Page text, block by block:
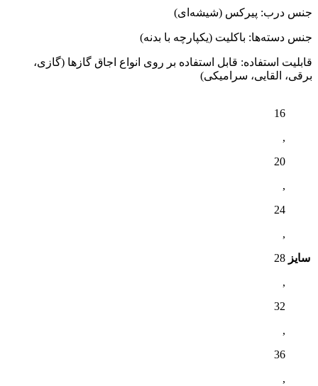
جنس درب: پیرکس (شیشه‌ای)
جنس دسته‌ها: باکلیت (یکپارچه با بدنه)
قابلیت استفاده: قابل استفاده بر روی انواع اجاق گازها (گازی،
برقی، القایی، سرامیکی)
سایز
16
,
20
,
24
,
28
,
32
,
36
,